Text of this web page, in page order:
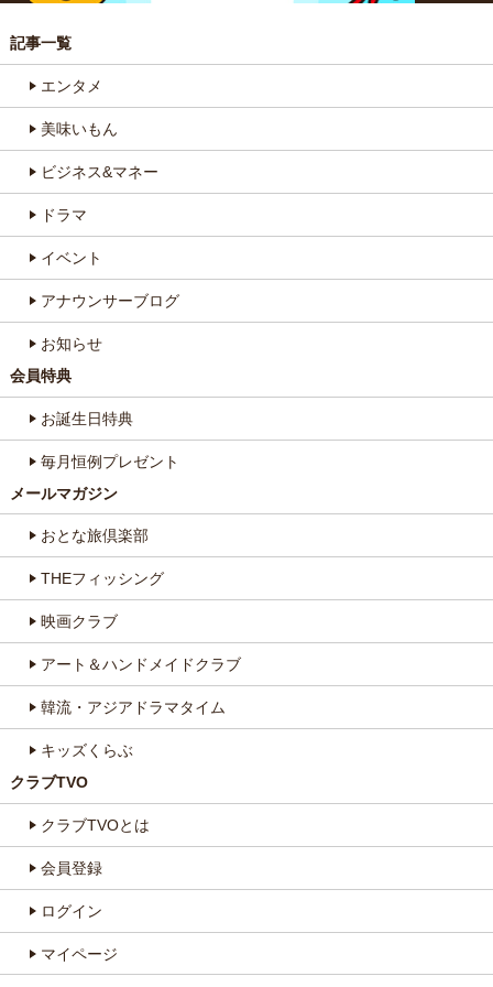
記事一覧
エンタメ
美味いもん
ビジネス&マネー
ドラマ
イベント
アナウンサーブログ
お知らせ
会員特典
お誕生日特典
毎月恒例プレゼント
メールマガジン
おとな旅倶楽部
THEフィッシング
映画クラブ
アート＆ハンドメイドクラブ
韓流・アジアドラマタイム
キッズくらぶ
クラブTVO
クラブTVOとは
会員登録
ログイン
マイページ